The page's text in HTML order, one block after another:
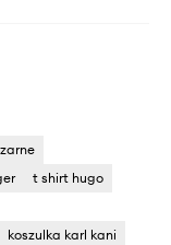
t shirt hugo
koszulka karl kani